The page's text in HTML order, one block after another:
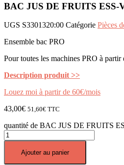
BAC JUS DE FRUITS ESS-
UGS S3301320:00 Catégorie Pièces
Ensemble bac PRO
Pour toutes les machines PRO à
Description produit >>
Louez moi à partir de 60€/mois
43,00€ 51,60€ TTC
quantité de BAC JUS DE FRUITS
Ajouter au panier